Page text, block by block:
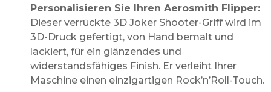
Personalisieren Sie Ihren Aerosmith Flipper:
Dieser verrückte 3D Joker Shooter-Griff wird im
3D-Druck gefertigt, von Hand bemalt und
lackiert, für ein glänzendes und
widerstandsfähiges Finish. Er verleiht Ihrer
Maschine einen einzigartigen Rock’n’Roll-Touch.